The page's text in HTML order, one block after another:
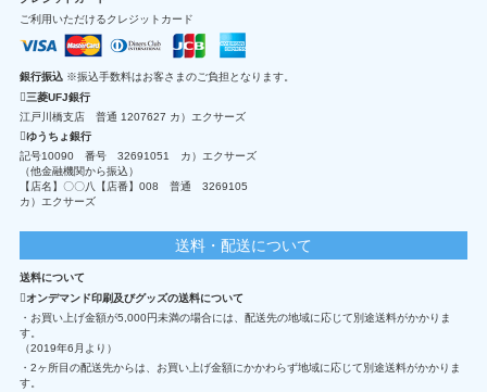
ご利用いただけるクレジットカード
銀行振込 ※振込手数料はお客さまのご負担となります。
三菱UFJ銀行
江戸川橋支店 普通 1207627 カ）エクサーズ
ゆうちょ銀行
記号10090 番号 32691051 カ）エクサーズ
（他金融機関から振込）
【店名】〇〇八【店番】008 普通 3269105
カ）エクサーズ
送料・配送について
送料について
オンデマンド印刷及びグッズの送料について
・お買い上げ金額が5,000円未満の場合には、配送先の地域に応じて別途送料がかかりま
す。
（2019年6月より）
・2ヶ所目の配送先からは、お買い上げ金額にかかわらず地域に応じて別途送料がかかりま
す。